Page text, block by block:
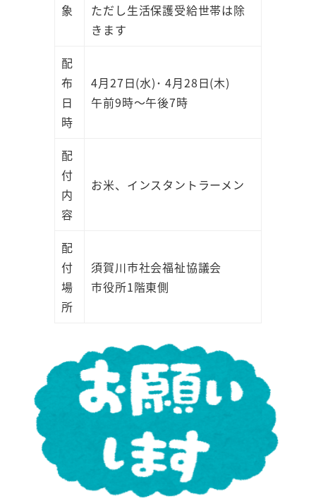
象
ただし生活保護受給世帯は除
きます
配
布
日
時
4月27日(水)･ 4月28日(木)
午前9時～午後7時
配
付
内
容
お米、インスタントラーメン
配
付
場
所
須賀川市社会福祉協議会
市役所1階東側